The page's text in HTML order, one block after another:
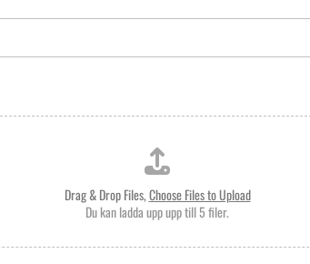
Drag & Drop Files,Choose Files to Upload
Du kan ladda upp upp till 5 filer.